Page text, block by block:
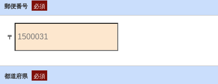
郵便番号 必須
〒
都道府県 必須